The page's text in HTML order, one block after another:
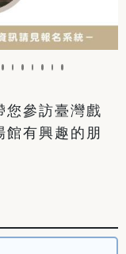
您參訪臺灣戲
有興趣的朋